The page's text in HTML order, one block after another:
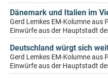
Dänemark und Italien im
Gerd Lemkes EM-Kolumne aus
Einwürfe aus der Hauptstadt
Deutschland würgt sich
Gerd Lemkes EM-Kolumne aus
Einwürfe aus der Hauptstadt